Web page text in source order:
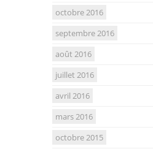
octobre 2016
septembre 2016
août 2016
juillet 2016
avril 2016
mars 2016
octobre 2015